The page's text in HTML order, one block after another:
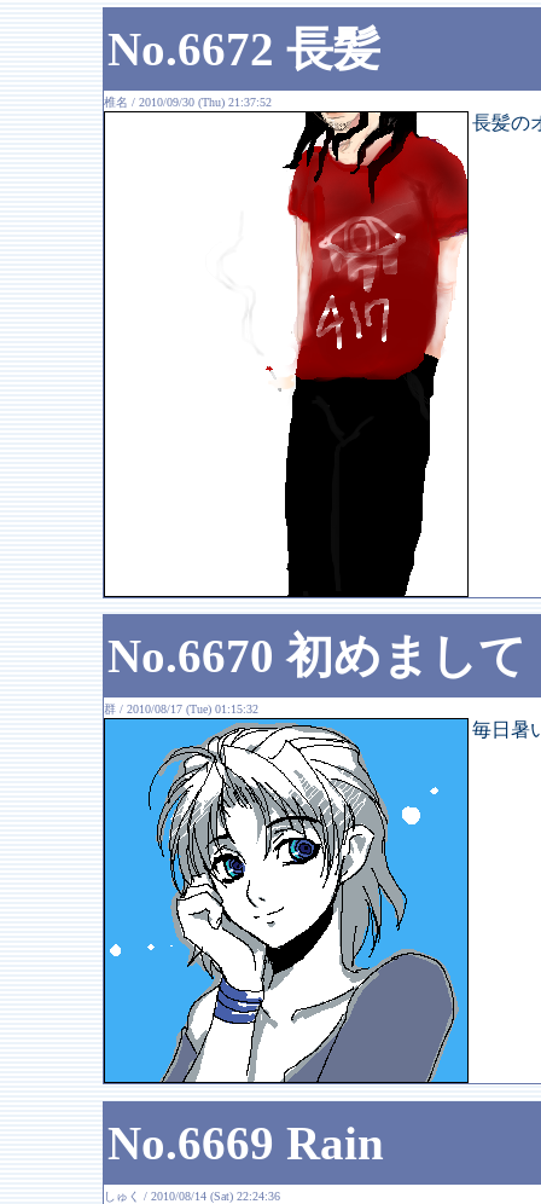
No.6672 長髪
椎名 / 2010/09/30 (Thu) 21:37:52
長髪の
No.6670 初めまして
群 / 2010/08/17 (Tue) 01:15:32
毎日暑
No.6669 Rain
しゅく / 2010/08/14 (Sat) 22:24:36